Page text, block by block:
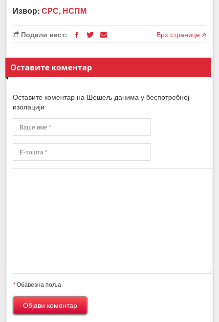
Извор:СРС, НСПМ
Подели вест: Врх странице
Оставите коментар
Оставите коментар на Шешељ данима у беспотребној
изолацији
*Обавезна поља